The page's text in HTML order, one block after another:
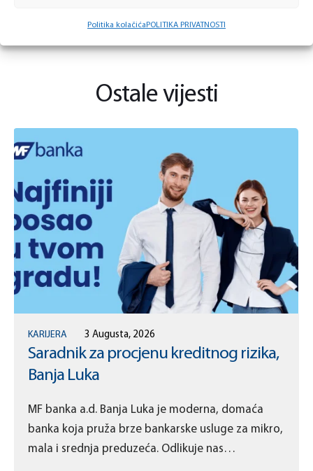
Politika kolačićaPOLITIKA PRIVATNOSTI
Ostale vijesti
KARIJERA 3 Augusta, 2026
Saradnik za procjenu kreditnog rizika,
Banja Luka
MF banka a.d. Banja Luka je moderna, domaća
banka koja pruža brze bankarske usluge za mikro,
mala i srednja preduzeća. Odlikuje nas